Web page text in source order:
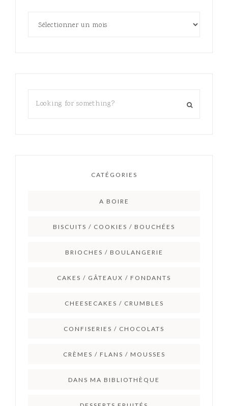
CATÉGORIES
A BOIRE
BISCUITS / COOKIES / BOUCHÉES
BRIOCHES / BOULANGERIE
CAKES / GÂTEAUX / FONDANTS
CHEESECAKES / CRUMBLES
CONFISERIES / CHOCOLATS
CRÈMES / FLANS / MOUSSES
DANS MA BIBLIOTHÈQUE